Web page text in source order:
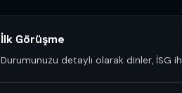
İlk Görüşme
Durumunuzu detaylı olarak dinler, İSG